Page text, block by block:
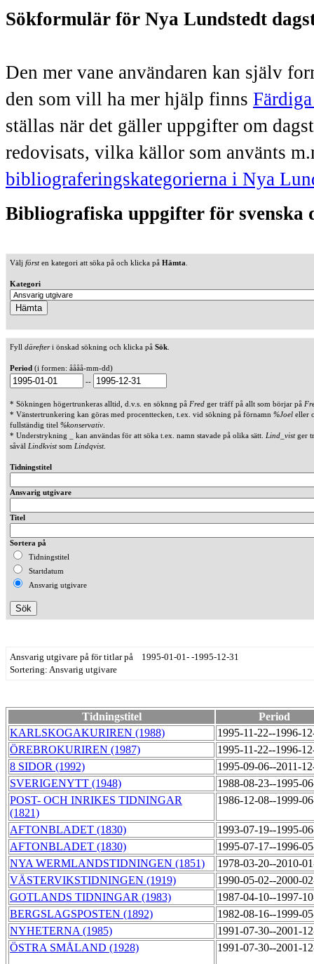
Sökformulär för Nya Lundstedt
Den mer vane användaren kan själv
den som vill ha mer hjälp finns
ställas när det gäller uppgifter om
redovisats, vilka källor som använts
bibliograferingskategorierna i Nya
Bibliografiska uppgifter för svenska
Välj försten kategori att söka på och klicka på Hämta
Kategori
Fyll därefteri önskad sökning och klicka på Sök
Period (i formen: åååå-mm-dd)
--
* Sökningen högertrunkeras alltid, d.v.s. en söknng på Fred ger träff på allt som börjar på
* Vänstertrunkering kan göras med procenttecken, t.ex. vid sökning på förnamn %Joel eller
fullständig titel %konservativ
* Understrykning _ kan användas för att söka t.ex. namn stavade på olika sätt. Lind_vistger
såväl Lindkvistsom Lindqvist.
Tidningstitel
Ansvarig utgivare
Titel
Sortera på
Tidningstitel
Startdatum
Ansvarig utgivare
Ansvarig utgivare på för titlar på 1995-01-01- -1995-12-31
Sortering: Ansvarig utgivare
Tidningstitel
Period
KARLSKOGAKURIREN (1988)
1995-11-22--1996-
ÖREBROKURIREN (1987)
1995-11-22--1996-
8 SIDOR (1992)
1995-09-06--2011-
SVERIGENYTT (1948)
1988-08-23--1995-
POST- OCH INRIKES TIDNINGAR
(1821)
1986-12-08--1999-
AFTONBLADET (1830)
1993-07-19--1995-
AFTONBLADET (1830)
1995-07-17--1996-
NYA WERMLANDSTIDNINGEN (1851)
1978-03-20--2010-
VÄSTERVIKSTIDNINGEN (1919)
1990-05-02--2000-
GOTLANDS TIDNINGAR (1983)
1987-04-10--1997-
BERGSLAGSPOSTEN (1892)
1982-08-16--1999-
NYHETERNA (1985)
1991-07-30--2001-
ÖSTRA SMÅLAND (1928)
1991-07-30--2001-